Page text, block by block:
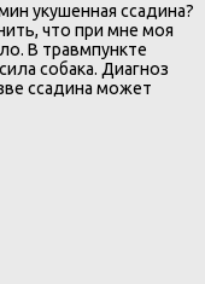
укушенная ссадина?
что при мне моя
В травмпункте
собака. Диагноз
ссадина может